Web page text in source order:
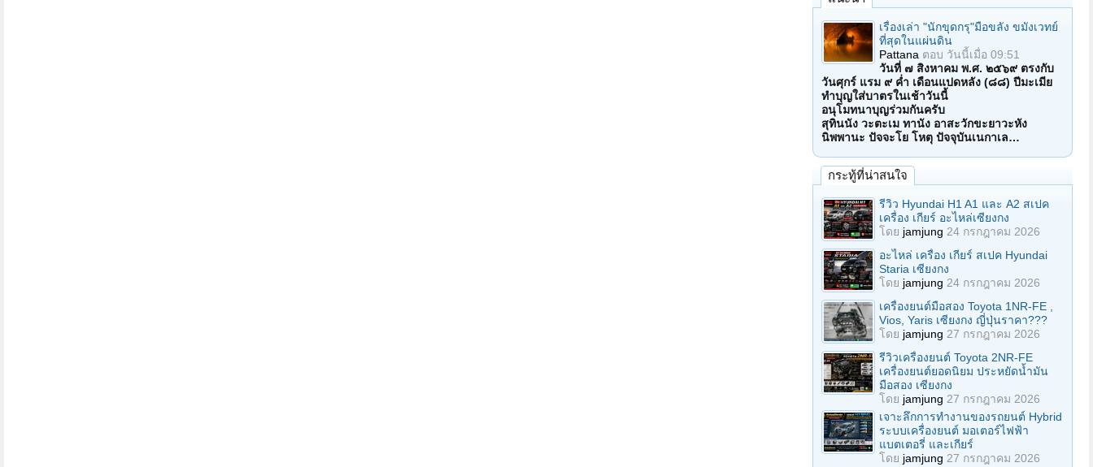
เรื่องเล่า "นักขุดกรุ"มือขลัง ขมังเวทย์
ที่สุดในแผ่นดิน
Pattana ตอบ วันนี้เมื่อ 09:51
วันที่ ๗ สิงหาคม พ.ศ. ๒๕๖๙ ตรงกับ
วันศุกร์ แรม ๙ ค่ำ เดือนแปดหลัง (๘๘) ปีมะเมีย
ทำบุญใส่บาตรในเช้าวันนี้
อนุโมทนาบุญร่วมกันครับ
สุทินนัง วะตะเม ทานัง อาสะวักขะยาวะหัง
นิพพานะ ปัจจะโย โหตุ ปัจจุบันเนกาเล…
กระทู้ที่น่าสนใจ
รีวิว Hyundai H1 A1 และ A2 สเปค
เครื่อง เกียร์ อะไหล่เซียงกง
โดย jamjung 24 กรกฎาคม 2026
อะไหล่ เครื่อง เกียร์ สเปค Hyundai
Staria เซียงกง
โดย jamjung 24 กรกฎาคม 2026
เครื่องยนต์มือสอง Toyota 1NR-FE ,
Vios, Yaris เซียงกง ญี่ปุ่นราคา???
โดย jamjung 27 กรกฎาคม 2026
รีวิวเครื่องยนต์ Toyota 2NR-FE
เครื่องยนต์ยอดนิยม ประหยัดน้ำมัน
มือสอง เซียงกง
โดย jamjung 27 กรกฎาคม 2026
เจาะลึกการทำงานของรถยนต์ Hybrid
ระบบเครื่องยนต์ มอเตอร์ไฟฟ้า
แบตเตอรี่ และเกียร์
โดย jamjung 27 กรกฎาคม 2026